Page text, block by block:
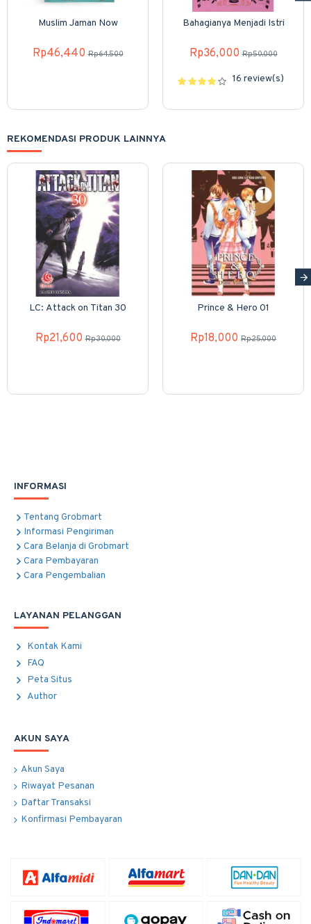
Muslim Jaman Now
Rp46,440 Rp64,500
Bahagianya Menjadi Istri
Rp36,000 Rp50,000
16 review(s)
REKOMENDASI PRODUK LAINNYA
LC: Attack on Titan 30
Rp21,600 Rp30,000
Prince & Hero 01
Rp18,000 Rp25,000
INFORMASI
Tentang Grobmart
Informasi Pengiriman
Cara Belanja di Grobmart
Cara Pembayaran
Cara Pengembalian
LAYANAN PELANGGAN
Kontak Kami
FAQ
Peta Situs
Author
AKUN SAYA
Akun Saya
Riwayat Pesanan
Daftar Transaksi
Konfirmasi Pembayaran